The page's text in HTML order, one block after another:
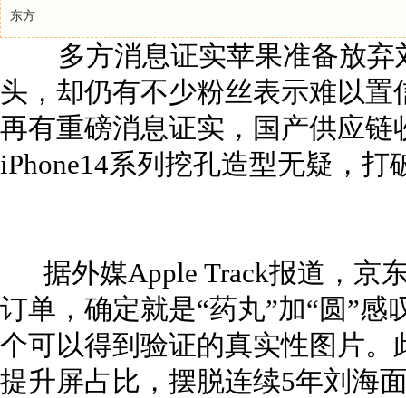
东方
多方消息证实苹果准备放弃
头，却仍有不少粉丝表示难以置
再有重磅消息证实，国产供应
iPhone14系列挖孔造型无疑，
据外媒Apple Track报道，京
订单，确定就是“药丸”加“圆”
个可以得到验证的真实性图片。
提升屏占比，摆脱连续5年刘海